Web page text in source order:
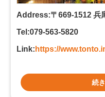
Address:〒669-1512 兵
Tel:079-563-5820
Link: https://
続